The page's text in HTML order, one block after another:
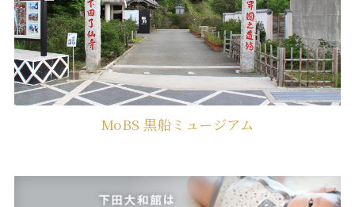
MoBS 黒船ミュージアム